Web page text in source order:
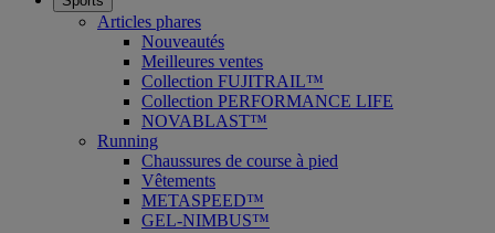
Articles phares
Nouveautés
Meilleures ventes
Collection FUJITRAIL™
Collection PERFORMANCE LIFE
NOVABLAST™
Running
Chaussures de course à pied
Vêtements
METASPEED™
GEL-NIMBUS™